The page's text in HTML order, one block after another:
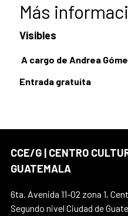
Más
Visibles
A cargo de Andrea
Entrada gratuita
CCE/G | CENTRO
GUATEMALA
6ta. Avenida 11-02 zona 1,
Segundo nivel Ciudad de